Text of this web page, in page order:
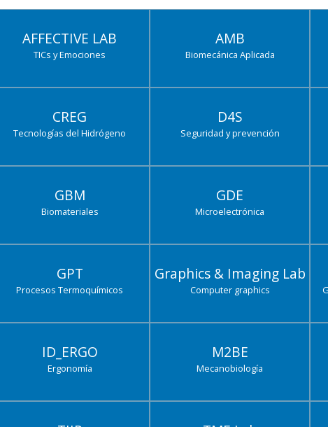
AFFECTIVE LAB
TICs y Emociones
AMB
Biomecánica Aplicada
CREG
Tecnologías del Hidrógeno
D4S
Seguridad y prevención
GBM
Biomateriales
GDE
Microelectrónica
GPT
Procesos Termoquímicos
Graphics & Imaging Lab
Computer graphics
ID_ERGO
Ergonomía
M2BE
Mecanobiología